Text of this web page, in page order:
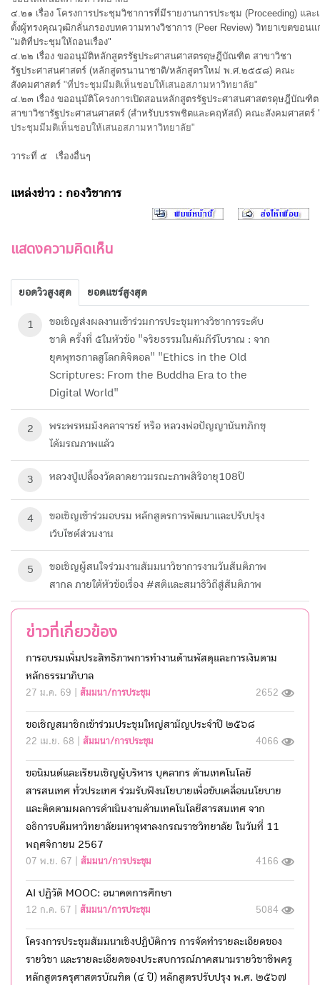
๔.๒๑ เรื่อง โครงการประชุมวิชาการที่มีรายงานการประชุม (Proceeding) และ
ตั้งผู้ทรงคุณวุฒิกลั่นกรองบทความทางวิชาการ (Peer Review) วิทยาเขตขอนแ
"มติที่ประชุมให้ถอนเรื่อง"
๔.๒๒ เรื่อง ขออนุมัติหลักสูตรรัฐประศาสนศาสตรดุษฎีบัณฑิต สาขาวิชา
รัฐประศาสนศาสตร์ (หลักสูตรนานาชาติ/หลักสูตรใหม่ พ.ศ.๒๕๕๘) คณะ
สังคมศาสตร์ "ที่ประชุมมีมติเห็นชอบให้เสนอสภามหาวิทยาลัย"
๔.๒๓ เรื่อง ขออนุมัติโครงการเปิดสอนหลักสูตรรัฐประศาสนศาสตรดุษฎีบัณฑิต
สาขาวิชารัฐประศาสนศาสตร์ (สำหรับบรรพชิตและคฤหัสถ์) คณะสังคมศาสตร์
ประชุมมีมติเห็นชอบให้เสนอสภามหาวิทยาลัย"
วาระที่ ๕ เรื่องอื่นๆ
แหล่งข่าว : กองวิชาการ
แสดงความคิดเห็น
ยอดวิวสูงสุด ยอดแชร์สูงสุด
1
ขอเชิญส่งผลงานเข้าร่วมการประชุมทางวิชาการระดับ
ชาติ ครั้งที่ ๕ในหัวข้อ "จริยธรรมในคัมภีร์โบราณ : จาก
ยุคพุทธกาลสูโลกดิจิตอล" "Ethics in the Old
Scriptures: From the Buddha Era to the
Digital World"
2
พระพรหมมังคลาจารย์ หรือ หลวงพ่อปัญญานันทภิกขุ
ได้มรณภาพแล้ว
3 หลวงปู่เปลื้องวัดลาดยาวมรณะภาพสิริอายุ108ปี
4
ขอเชิญเข้าร่วมอบรม หลักสูตรการพัฒนาและปรับปรุง
เว็บไซต์ส่วนงาน
5
ขอเชิญผู้สนใจร่วมงานสัมมนาวิชาการงานวันสันติภาพ
สากล ภายใต้หัวข้อเรื่อง #สติและสมาธิวิถีสู่สันติภาพ
ข่าวที่เกี่ยวข้อง
การอบรมเพิ่มประสิทธิภาพการทำงานด้านพัสดุและการเงินตาม
หลักธรรมาภิบาล
27 ม.ค. 69 | สัมมนา/การประชุม 2652
ขอเชิญสมาชิกเข้าร่วมประชุมใหญ่สามัญประจำปี ๒๕๖๘
22 เม.ย. 68 | สัมมนา/การประชุม 4066
ขอนิมนต์และเรียนเชิญผู้บริหาร บุคลากร ด้านเทคโนโลยี
สารสนเทศ ทั่วประเทศ ร่วมรับฟังนโยบายเพื่อขับเคลื่อนนโยบาย
และติดตามผลการดำเนินงานด้านเทคโนโลยีสารสนเทศ จาก
อธิการบดีมหาวิทยาลัยมหาจุฬาลงกรณราชวิทยาลัย ในวันที่ 11
พฤศจิกายน 2567
07 พ.ย. 67 | สัมมนา/การประชุม 4166
AI ปฏิวัติ MOOC: อนาคตการศึกษา
12 ก.ค. 67 | สัมมนา/การประชุม 5084
โครงการประชุมสัมมนาเชิงปฎิบัติการ การจัดทำรายละเอียดของ
รายวิชา และรายละเอียดของประสบการณ์ภาคสนามรายวิชาชีพครู
หลักสูตรครุศาสตรบัณฑิต (๔ ปี) หลักสูตรปรับปรุง พ.ศ. ๒๕๖๗